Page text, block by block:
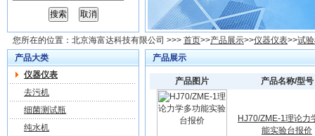
您所在的位置： 北京海富达科技有限公司 >>> 首页>>产品展示>>仪器仪表>>试
产品大类
仪器仪表
去污机
细菌测试瓶
纯水机
产品展示
产品图片 产品名称/型号
HJ70/ZME-1理论力
能实验台报价